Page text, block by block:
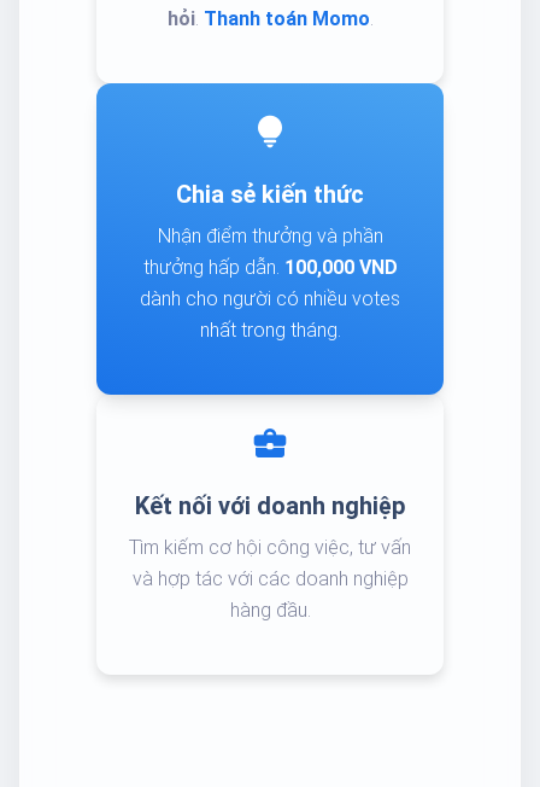
hỏi. Thanh toán Momo.
lightbulb
Chia sẻ kiến thức
Nhận điểm thưởng và phần
thưởng hấp dẫn. 100,000 VND
dành cho người có nhiều votes
nhất trong tháng.
business_center
Kết nối với doanh nghiệp
Tìm kiếm cơ hội công việc, tư vấn
và hợp tác với các doanh nghiệp
hàng đầu.